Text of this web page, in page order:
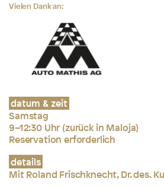
Vielen Dank an:
datum & zeit
Samstag
9–12:30 Uhr (zurück in Maloja)
Reservation erforderlich
details
Mit Roland Frischknecht, Dr. des.